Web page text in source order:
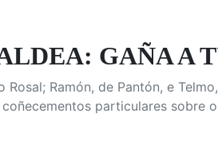
GAÑA A
Ramón, de Pantón, e
particulares